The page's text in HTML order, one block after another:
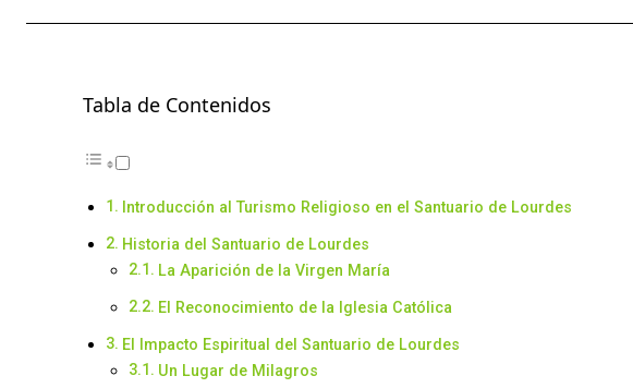
Tabla de Contenidos
Introducción al Turismo Religioso en el Santuario de Lourdes
Historia del Santuario de Lourdes
La Aparición de la Virgen María
El Reconocimiento de la Iglesia Católica
El Impacto Espiritual del Santuario de Lourdes
Un Lugar de Milagros